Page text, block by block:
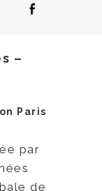
–
Paris
par
de